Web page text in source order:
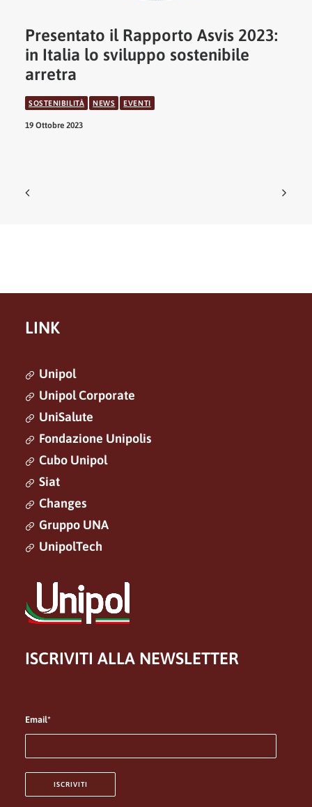
Presentato il Rapporto Asvis 2023:
in Italia lo sviluppo sostenibile
arretra
SOSTENIBILITÀ NEWS EVENTI
19 Ottobre 2023
LINK
Unipol
Unipol Corporate
UniSalute
Fondazione Unipolis
Cubo Unipol
Siat
Changes
Gruppo UNA
UnipolTech
ISCRIVITI ALLA NEWSLETTER
Email*